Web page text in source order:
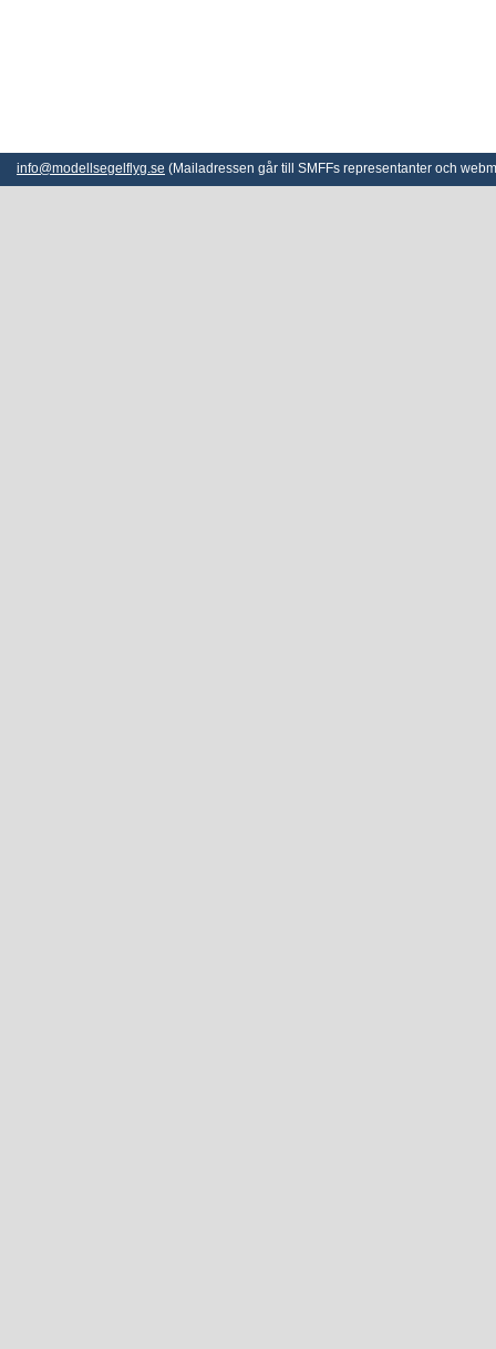
info@modellsegelflyg.se (Mailadressen går till SMFFs representanter och